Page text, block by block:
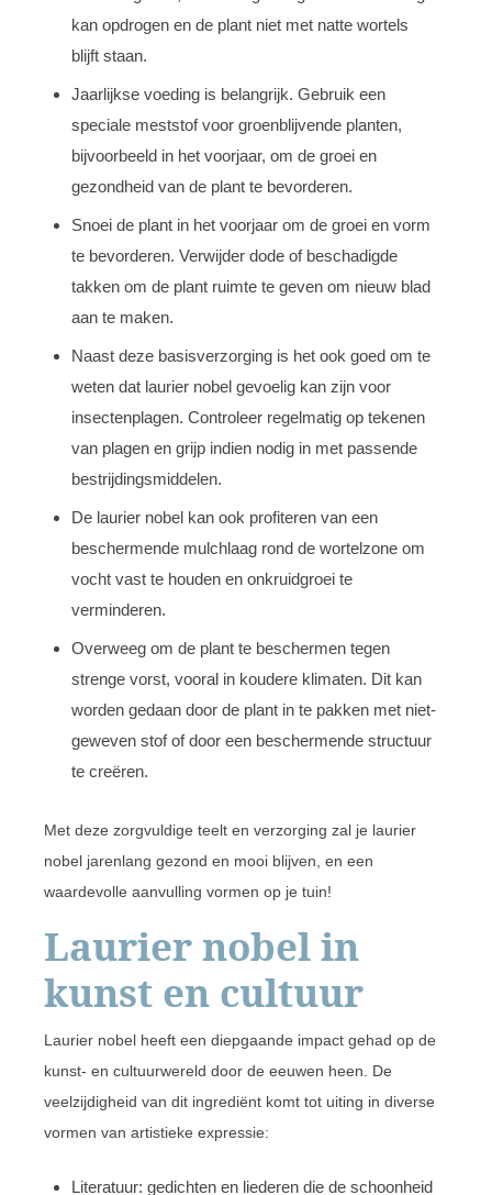
kan opdrogen en de plant niet met natte wortels
blijft staan.
Jaarlijkse voeding is belangrijk. Gebruik een
speciale meststof voor groenblijvende planten,
bijvoorbeeld in het voorjaar, om de groei en
gezondheid van de plant te bevorderen.
Snoei de plant in het voorjaar om de groei en vorm
te bevorderen. Verwijder dode of beschadigde
takken om de plant ruimte te geven om nieuw blad
aan te maken.
Naast deze basisverzorging is het ook goed om te
weten dat laurier nobel gevoelig kan zijn voor
insectenplagen. Controleer regelmatig op tekenen
van plagen en grijp indien nodig in met passende
bestrijdingsmiddelen.
De laurier nobel kan ook profiteren van een
beschermende mulchlaag rond de wortelzone om
vocht vast te houden en onkruidgroei te
verminderen.
Overweeg om de plant te beschermen tegen
strenge vorst, vooral in koudere klimaten. Dit kan
worden gedaan door de plant in te pakken met niet-
geweven stof of door een beschermende structuur
te creëren.
Met deze zorgvuldige teelt en verzorging zal je laurier
nobel jarenlang gezond en mooi blijven, en een
waardevolle aanvulling vormen op je tuin!
Laurier nobel in
kunst en cultuur
Laurier nobel heeft een diepgaande impact gehad op de
kunst- en cultuurwereld door de eeuwen heen. De
veelzijdigheid van dit ingrediënt komt tot uiting in diverse
vormen van artistieke expressie:
Literatuur: gedichten en liederen die de schoonheid